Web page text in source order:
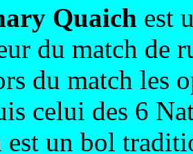
Quaich est
du match de
du match les
celui des 6
un bol